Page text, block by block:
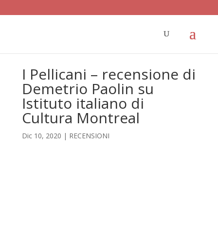
I Pellicani – recensione di
Demetrio Paolin su
Istituto italiano di
Cultura Montreal
Dic 10, 2020 | RECENSIONI